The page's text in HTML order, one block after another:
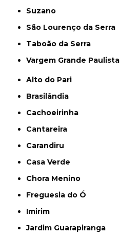
Suzano
São Lourenço da Serra
Taboão da Serra
Vargem Grande Paulista
Alto do Pari
Brasilândia
Cachoeirinha
Cantareira
Carandiru
Casa Verde
Chora Menino
Freguesia do Ó
Imirim
Jardim Guarapiranga